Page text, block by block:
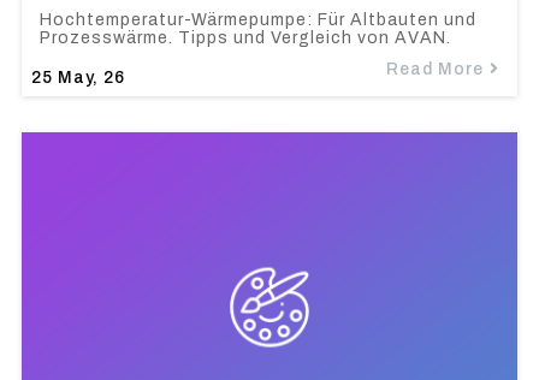
25 May, 26
Hochtemperatur-Wärmepumpe: Für Altbauten und
Prozesswärme. Tipps und Vergleich von AVAN.
Read More